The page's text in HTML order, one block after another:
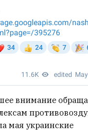
внимание
мая украинские
посвятили
купить и что по
чем он